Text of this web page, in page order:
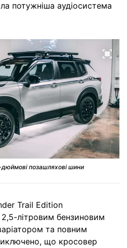
потужніша аудіосистема
позашляхові шини
Trail Edition
літровим бензиновим
та повним
що кросовер